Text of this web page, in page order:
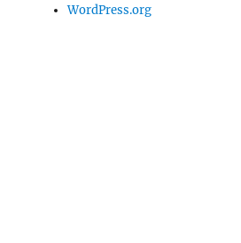
WordPress.org